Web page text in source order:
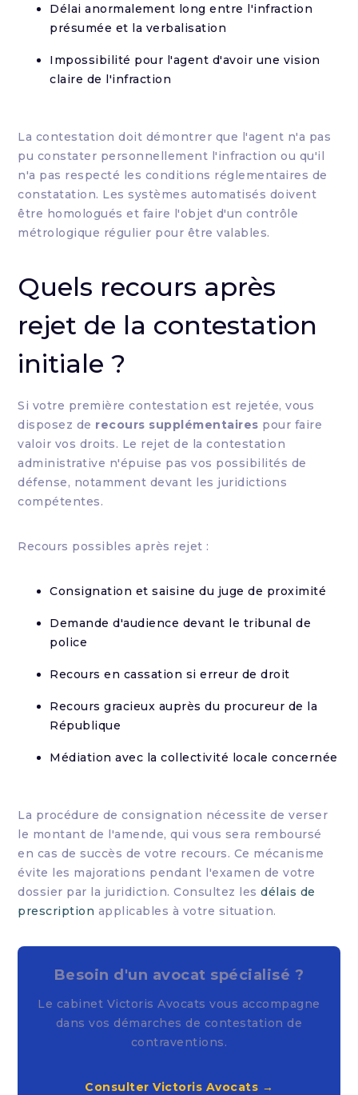
Délai anormalement long entre l'infraction
présumée et la verbalisation
Impossibilité pour l'agent d'avoir une vision
claire de l'infraction
La contestation doit démontrer que l'agent n'a pas
pu constater personnellement l'infraction ou qu'il
n'a pas respecté les conditions réglementaires de
constatation. Les systèmes automatisés doivent
être homologués et faire l'objet d'un contrôle
métrologique régulier pour être valables.
Quels recours après
rejet de la contestation
initiale ?
Si votre première contestation est rejetée, vous
disposez de recours supplémentaires pour faire
valoir vos droits. Le rejet de la contestation
administrative n'épuise pas vos possibilités de
défense, notamment devant les juridictions
compétentes.
Recours possibles après rejet :
Consignation et saisine du juge de proximité
Demande d'audience devant le tribunal de
police
Recours en cassation si erreur de droit
Recours gracieux auprès du procureur de la
République
Médiation avec la collectivité locale concernée
La procédure de consignation nécessite de verser
le montant de l'amende, qui vous sera remboursé
en cas de succès de votre recours. Ce mécanisme
évite les majorations pendant l'examen de votre
dossier par la juridiction. Consultez lesdélais de
prescription applicables à votre situation.
Besoin d'un avocat spécialisé ?
Le cabinet Victoris Avocats vous accompagne
dans vos démarches de contestation de
contraventions.
Consulter Victoris Avocats →